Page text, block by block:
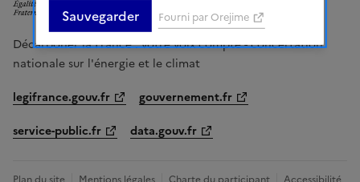
Sauvegarder Fourni par Orejime
Décarboner la France : votre voix compte - concertation
nationale sur l'énergie et le climat
legifrance.gouv.fr
gouvernement.fr
service-public.fr
data.gouv.fr